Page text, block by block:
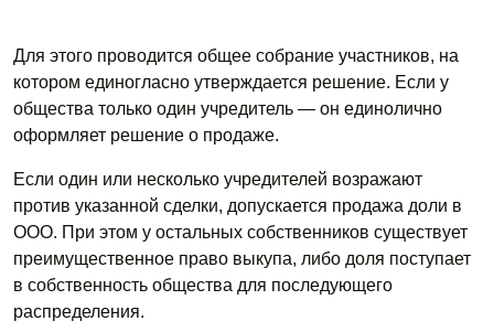
Для этого проводится общее собрание участников, на
котором единогласно утверждается решение. Если у
общества только один учредитель — он единолично
оформляет решение о продаже.
Если один или несколько учредителей возражают
против указанной сделки, допускается продажа доли в
ООО. При этом у остальных собственников существует
преимущественное право выкупа, либо доля поступает
в собственность общества для последующего
распределения.